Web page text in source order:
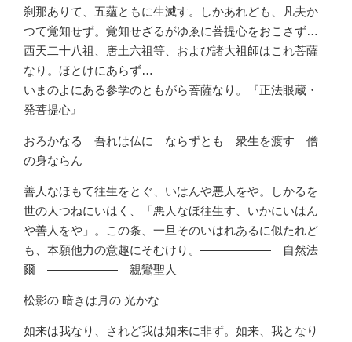
刹那ありて、五蘊ともに生滅す。しかあれども、凡夫か
つて覚知せず。覚知せざるがゆゑに菩提心をおこさず…
西天二十八祖、唐土六祖等、および諸大祖師はこれ菩薩
なり。ほとけにあらず…
いまのよにある参学のともがら菩薩なり。『正法眼蔵・
発菩提心』
おろかなる 吾れは仏に ならずとも 衆生を渡す 僧
の身ならん
善人なほもて往生をとぐ、いはんや悪人をや。しかるを
世の人つねにいはく、「悪人なほ往生す、いかにいはん
や善人をや」。この条、一旦そのいはれあるに似たれど
も、本願他力の意趣にそむけり。―――――― 自然法
爾 ―――――― 親鸞聖人
松影の 暗きは月の 光かな
如来は我なり、されど我は如来に非ず。如来、我となり